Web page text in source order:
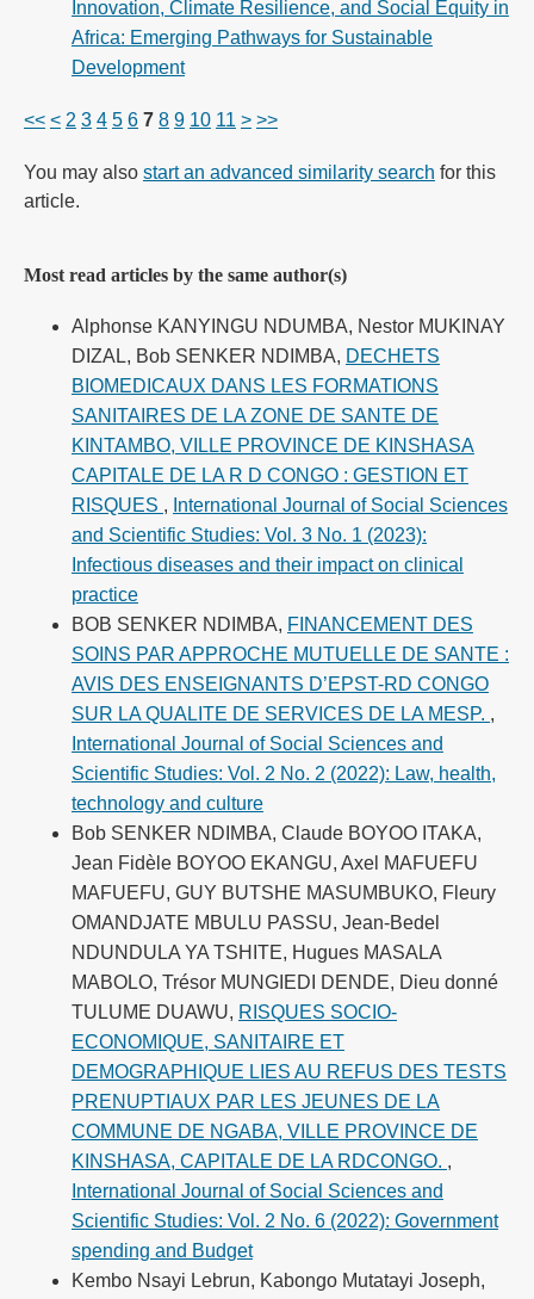
Innovation, Climate Resilience, and Social Equity in
Africa: Emerging Pathways for Sustainable
Development
<< < 2 3 4 5 6 7 8 9 10 11 > >>
You may also start an advanced similarity search for this
article.
Most read articles by the same author(s)
Alphonse KANYINGU NDUMBA, Nestor MUKINAY
DIZAL, Bob SENKER NDIMBA, DECHETS
BIOMEDICAUX DANS LES FORMATIONS
SANITAIRES DE LA ZONE DE SANTE DE
KINTAMBO, VILLE PROVINCE DE KINSHASA
CAPITALE DE LA R D CONGO : GESTION ET
RISQUES , International Journal of Social Sciences
and Scientific Studies: Vol. 3 No. 1 (2023):
Infectious diseases and their impact on clinical
practice
BOB SENKER NDIMBA, FINANCEMENT DES
SOINS PAR APPROCHE MUTUELLE DE SANTE :
AVIS DES ENSEIGNANTS D’EPST-RD CONGO
SUR LA QUALITE DE SERVICES DE LA MESP. ,
International Journal of Social Sciences and
Scientific Studies: Vol. 2 No. 2 (2022): Law, health,
technology and culture
Bob SENKER NDIMBA, Claude BOYOO ITAKA,
Jean Fidèle BOYOO EKANGU, Axel MAFUEFU
MAFUEFU, GUY BUTSHE MASUMBUKO, Fleury
OMANDJATE MBULU PASSU, Jean-Bedel
NDUNDULA YA TSHITE, Hugues MASALA
MABOLO, Trésor MUNGIEDI DENDE, Dieu donné
TULUME DUAWU, RISQUES SOCIO-
ECONOMIQUE, SANITAIRE ET
DEMOGRAPHIQUE LIES AU REFUS DES TESTS
PRENUPTIAUX PAR LES JEUNES DE LA
COMMUNE DE NGABA, VILLE PROVINCE DE
KINSHASA, CAPITALE DE LA RDCONGO. ,
International Journal of Social Sciences and
Scientific Studies: Vol. 2 No. 6 (2022): Government
spending and Budget
Kembo Nsayi Lebrun, Kabongo Mutatayi Joseph,